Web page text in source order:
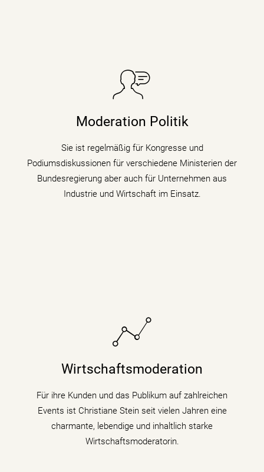
Moderation Politik
Sie ist regelmäßig für Kongresse und
Podiumsdiskussionen für verschiedene Ministerien der
Bundesregierung aber auch für Unternehmen aus
Industrie und Wirtschaft im Einsatz.
Sie taucht in Podiumsdiskussionen, Symposien und
Moderatorin die digitale Transformation indem sie den
mehr erfahren
Wirtschaftsmoderation
Für ihre Kunden und das Publikum auf zahlreichen
Events ist Christiane Stein seit vielen Jahren eine
charmante, lebendige und inhaltlich starke
Wirtschaftsmoderatorin.
Sie bringt fundiertes Hintergrundwissen (Digitalisierung
politische Zusammenhänge auf Podiumsdiskussionen
mehr erfahren